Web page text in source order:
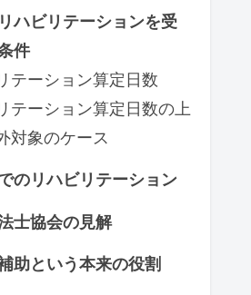
ハビリテーションを受
件
テーション算定日数
テーション算定日数の上
対象のケース
のリハビリテーション
士協会の見解
助という本来の役割